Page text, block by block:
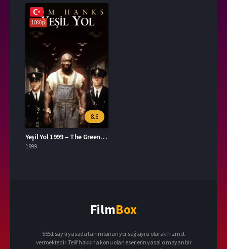
1080p
8.6
Yeşil Yol 1999 – The Green Mile 1080p Turkce Dublaj izle
1999
FilmBox
5651 sayılı yasada tanımlanan yer sağlayıcı olarak hizmet
vermektedir. Telif hakkına konu olan eserlerin yasal olmayan bir